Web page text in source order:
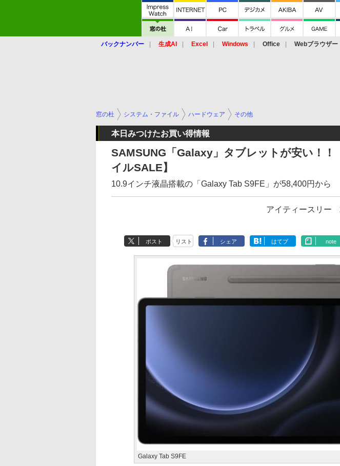
バックナンバー 生成AI Excel Windows Office Webブラウザー
窓の杜 システム・ファイル ハードウェア その他
本日みつけたお買い得情報
SAMSUNG「Galaxy」タブレットが安い！！
イルSALE】
10.9インチ液晶搭載の「Galaxy Tab S9FE」が58,400円から
アイティースリー
ポスト リスト シェア はてブ note
Galaxy Tab S9FE